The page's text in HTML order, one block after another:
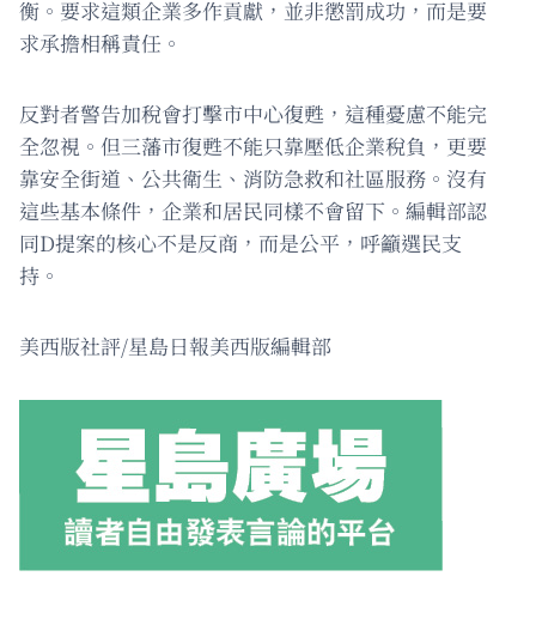
衡。要求這類企業多作貢獻，並非懲罰成功，而是要
求承擔相稱責任。
反對者警告加稅會打擊市中心復甦，這種憂慮不能完
全忽視。但三藩市復甦不能只靠壓低企業稅負，更要
靠安全街道、公共衛生、消防急救和社區服務。沒有
這些基本條件，企業和居民同樣不會留下。編輯部認
同D提案的核心不是反商，而是公平，呼籲選民支
持。
美西版社評/星島日報美西版編輯部